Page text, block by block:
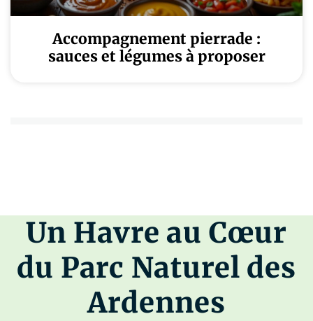
Accompagnement pierrade :
sauces et légumes à proposer
Un Havre au Cœur
du Parc Naturel des
Ardennes